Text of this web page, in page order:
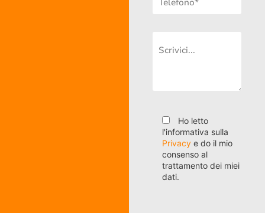
Ho letto
l'informativa sulla
Privacy e do il mio
consenso al
trattamento dei miei
dati.